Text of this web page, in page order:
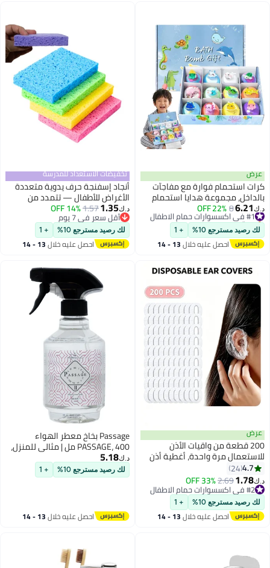
عرض
كرات استحمام فوارة مع مفاجآت
بالداخل، مجموعة هدايا استحمام
ألعاب مفاجئة بالداخل، كرات
استحمام عضوية مع ألعاب، كرات
استحمام سبا طبيعية بملح البحر
متغيرة اللون (محيط)
د.ك‏6.21
8
22% OFF #1 في اكسسوارات حمام الاطفال
بتخلّص بسرعة
#1 في اكسسوارات حمام الاطفال
لك رصيد مسترجع 10% + 1
احصل عليه خلال 13 - 14
تخفيضات الاستعداد للمدرسة
أنجاد إسفنجة حرف يدوية متعددة
الأغراض للأطفال — تتمدد من
الرقيق إلى السميك — للغسيل
واللعب (عبوة من 5 قطع)
د.ك‏1.35
1.57
14% OFF
أقل سعر في 7 يوم
أقل سعر في 7 يوم
لك رصيد مسترجع 10% + 1
احصل عليه خلال 13 - 14
عرض
200 قطعة من واقيات الأذن
للاستعمال مرة واحدة، أغطية أذن
مقاومة للماء، أغطية حماية للأذن
من البلاستيك لإكسسوارات
الاستحمام، أغطية للأذن لصالونات
صبغ الشعر والمنتجعات الصحية
4.7
24
د.ك‏1.78
2.69
33% OFF
#2 في اكسسوارات حمام الاطفال
#2 في اكسسوارات حمام الاطفال
لك رصيد مسترجع 10% + 1
احصل عليه خلال 13 - 14
Passage بخاخ معطر الهواء
PASSAGE، 400 مل | مثالي للمنزل،
الغرفة، المكتب، الأقمشة | انتعاش
طويل الأمد (II)
د.ك‏5.18
لك رصيد مسترجع 10% + 1
احصل عليه خلال 13 - 14